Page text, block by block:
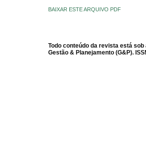
BAIXAR ESTE ARQUIVO PDF
Todo conteúdo da revista está sob
Gestão & Planejamento (G&P).